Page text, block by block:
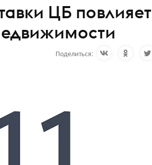
ЦБ повлияет
Поделиться: